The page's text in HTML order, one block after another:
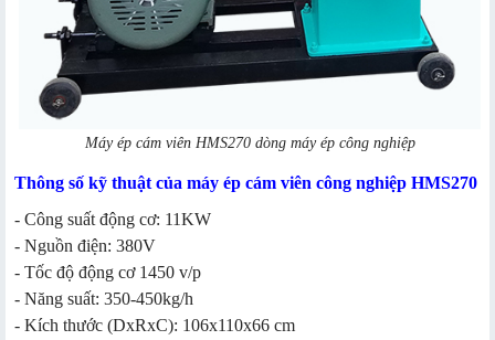
Máy ép cám viên HMS270 dòng máy ép công nghiệp
Thông số kỹ thuật của máy ép cám viên công nghiệp HMS270
- Công suất động cơ: 11KW
- Nguồn điện: 380V
- Tốc độ động cơ 1450 v/p
- Năng suất: 350-450kg/h
- Kích thước (DxRxC): 106x110x66 cm